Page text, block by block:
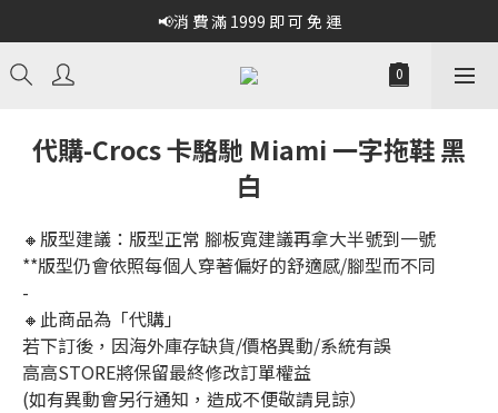
📢消 費 滿 1999 即 可 免 運
代購-Crocs 卡駱馳 Miami 一字拖鞋 黑
白
🔸版型建議：版型正常 腳板寬建議再拿大半號到一號
**版型仍會依照每個人穿著偏好的舒適感/腳型而不同
-
🔸此商品為「代購」
若下訂後，因海外庫存缺貨/價格異動/系統有誤
高高STORE將保留最終修改訂單權益
(如有異動會另行通知，造成不便敬請見諒）